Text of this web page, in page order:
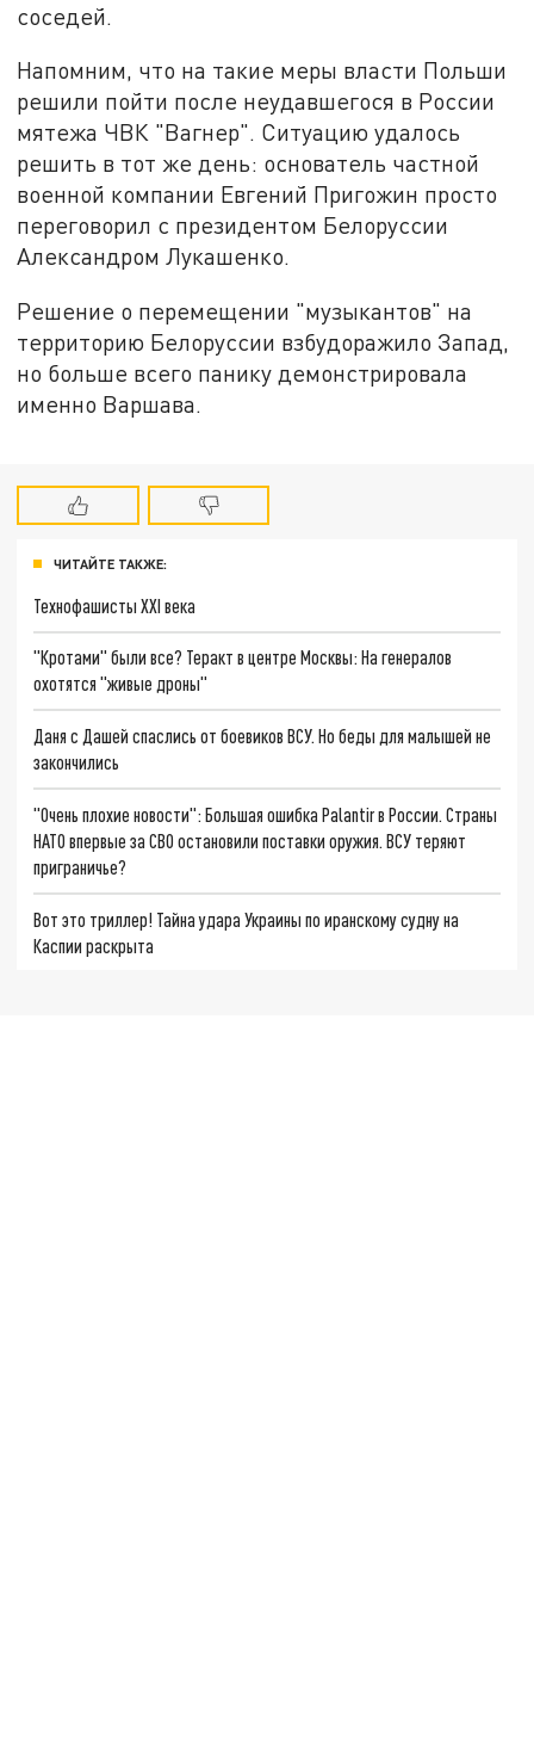
соседей.
Напомним, что на такие меры власти Польши
решили пойти после неудавшегося в России
мятежа ЧВК "Вагнер". Ситуацию удалось
решить в тот же день: основатель частной
военной компании Евгений Пригожин просто
переговорил с президентом Белоруссии
Александром Лукашенко.
Решение о перемещении "музыкантов" на
территорию Белоруссии взбудоражило Запад,
но больше всего панику демонстрировала
именно Варшава.
ЧИТАЙТЕ ТАКЖЕ:
Технофашисты XXI века
"Кротами" были все? Теракт в центре Москвы: На генералов
охотятся "живые дроны"
Даня с Дашей спаслись от боевиков ВСУ. Но беды для малышей не
закончились
"Очень плохие новости": Большая ошибка Palantir в России. Страны
НАТО впервые за СВО остановили поставки оружия. ВСУ теряют
приграничье?
Вот это триллер! Тайна удара Украины по иранскому судну на
Каспии раскрыта